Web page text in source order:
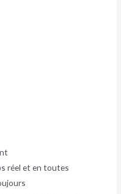
réel et en toutes